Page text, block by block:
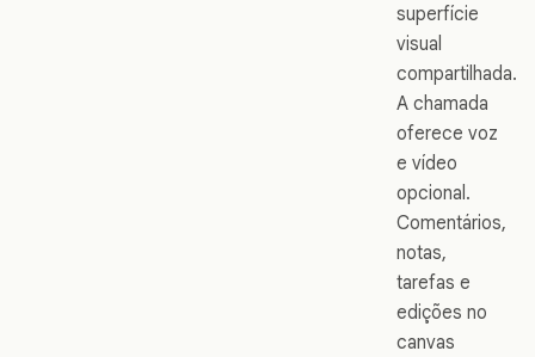
superfície
visual
compartilhada.
A chamada
oferece voz
e vídeo
opcional.
Comentários,
notas,
tarefas e
edições no
canvas